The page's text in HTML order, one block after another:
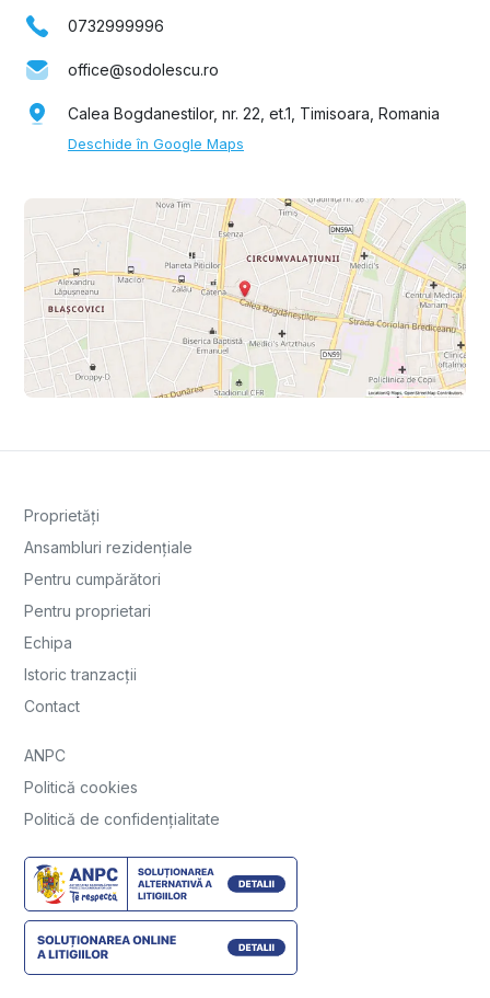
0732999996
office@sodolescu.ro
Calea Bogdanestilor, nr. 22, et.1, Timisoara, Romania
Deschide în Google Maps
Proprietăți
Ansambluri rezidențiale
Pentru cumpărători
Pentru proprietari
Echipa
Istoric tranzacții
Contact
ANPC
Politică cookies
Politică de confidențialitate